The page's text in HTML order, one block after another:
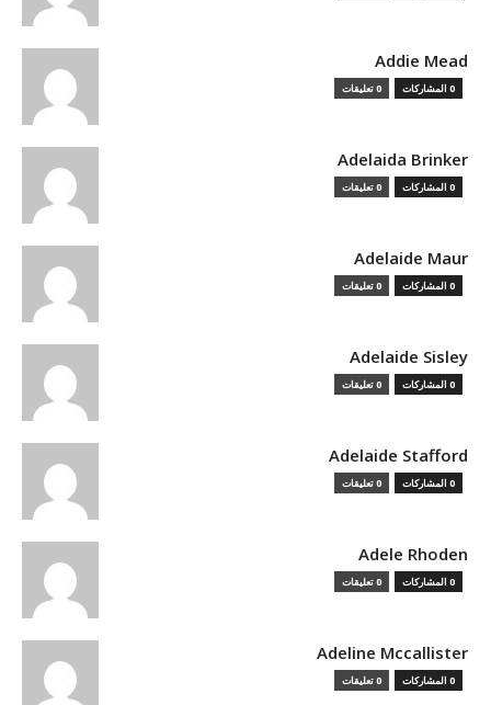
Addie Mead
0 المشاركات 0 تعليقات
Adelaida Brinker
0 المشاركات 0 تعليقات
Adelaide Maur
0 المشاركات 0 تعليقات
Adelaide Sisley
0 المشاركات 0 تعليقات
Adelaide Stafford
0 المشاركات 0 تعليقات
Adele Rhoden
0 المشاركات 0 تعليقات
Adeline Mccallister
0 المشاركات 0 تعليقات